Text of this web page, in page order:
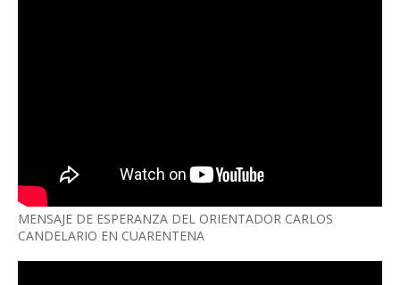
MENSAJE DE ESPERANZA DEL ORIENTADOR CARLOS
CANDELARIO EN CUARENTENA